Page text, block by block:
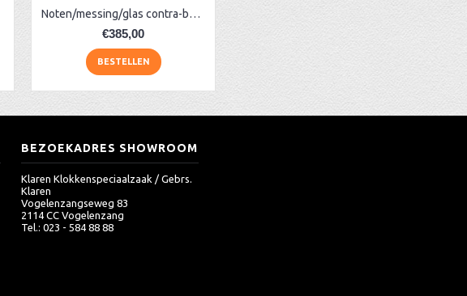
Noten/messing/glas contra-barometer (meest uitgebreid)
€385,00
BESTELLEN
BEZOEKADRES SHOWROOM
Klaren Klokkenspeciaalzaak / Gebrs.
Klaren
Vogelenzangseweg 83
2114 CC Vogelenzang
Tel.: 023 - 584 88 88